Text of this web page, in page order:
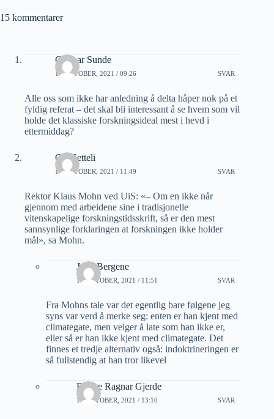
15 kommentarer
Gunnar Sunde
12 OKTOBER, 2021 / 09:26 SVAR
Alle oss som ikke har anledning å delta håper nok på et
fyldig referat – det skal bli interessant å se hvem som vil
holde det klassiske forskningsideal mest i hevd i
ettermiddag?
Ole Setteli
13 OKTOBER, 2021 / 11:49 SVAR
Rektor Klaus Mohn ved UiS: «– Om en ikke når
gjennom med arbeidene sine i tradisjonelle
vitenskapelige forskningstidsskrift, så er den mest
sannsynlige forklaringen at forskningen ikke holder
mål», sa Mohn.
Jarle Bergene
14 OKTOBER, 2021 / 11:51 SVAR
Fra Mohns tale var det egentlig bare følgene jeg
syns var verd å merke seg: enten er han kjent med
climategate, men velger å late som han ikke er,
eller så er han ikke kjent med climategate. Det
finnes et tredje alternativ også: indoktrineringen er
så fullstendig at han tror likevel
Bjarne Ragnar Gjerde
14 OKTOBER, 2021 / 13:10 SVAR